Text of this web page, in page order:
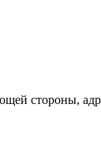
стороны,